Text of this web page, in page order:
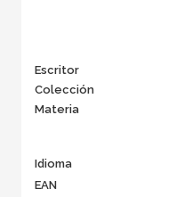
Escritor
Colección
Materia
Idioma
EAN